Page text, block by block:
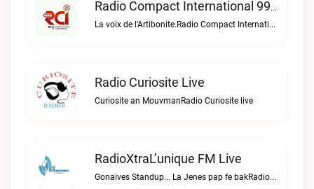
Radio Compact International 99.5 FM Live
La voix de l'Artibonite.Radio Compact International 99.5 FM live
Radio Curiosite Live
Curiosite an MouvmanRadio Curiosite live
RadioXtraL’unique FM Live
Gonaives Standup... La Jenes pap fe bakRadioXtraL’unique FM live